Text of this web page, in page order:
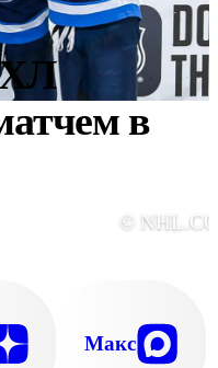
в
©
Макс